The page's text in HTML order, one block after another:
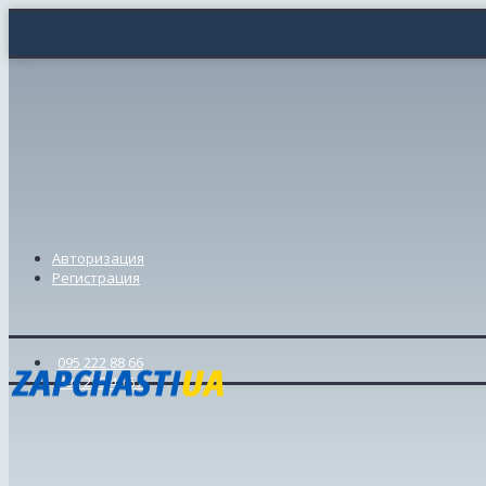
Авторизация
Регистрация
095 222 88 66
098 239 46 57